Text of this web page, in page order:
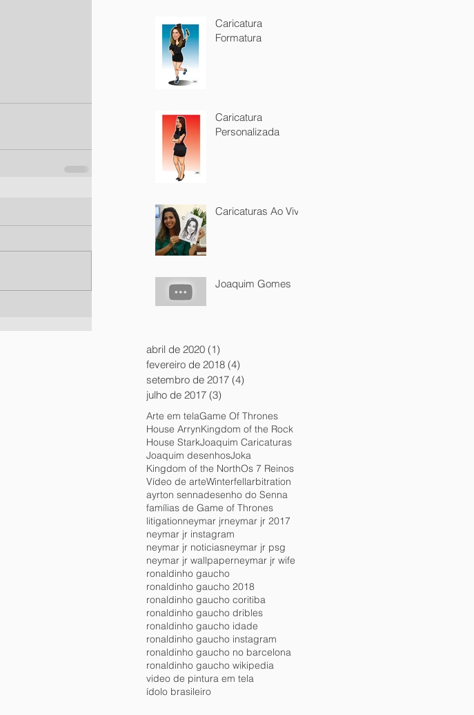
Caricatura
Formatura
Caricatura
Personalizada
Caricaturas Ao Vivo
Joaquim Gomes
abril de 2020 (1)
fevereiro de 2018 (4)
setembro de 2017 (4)
julho de 2017 (3)
Arte em telaGame Of Thrones
House ArrynKingdom of the Rock
House StarkJoaquim Caricaturas
Joaquim desenhosJoka
Kingdom of the NorthOs 7 Reinos
Vídeo de arteWinterfellarbitration
ayrton sennadesenho do Senna
famílias de Game of Thrones
litigationneymar jrneymar jr 2017
neymar jr instagram
neymar jr noticiasneymar jr psg
neymar jr wallpaperneymar jr wife
ronaldinho gaucho
ronaldinho gaucho 2018
ronaldinho gaucho coritiba
ronaldinho gaucho dribles
ronaldinho gaucho idade
ronaldinho gaucho instagram
ronaldinho gaucho no barcelona
ronaldinho gaucho wikipedia
video de pintura em tela
ídolo brasileiro